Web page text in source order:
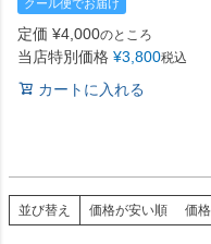
クール便でお届け
定価 ¥4,000のところ
当店特別価格 ¥3,800税込
カートに入れる
並び替え 価格が安い順 価